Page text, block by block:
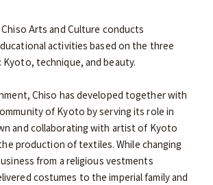
Arts and Culture conducts
activities based on the three
Kyoto, technique, and beauty.
Chiso has developed together with
of Kyoto by serving its role in
and collaborating with artist of Kyoto
production of textiles. While changing
from a religious vestments
costumes to the imperial family and